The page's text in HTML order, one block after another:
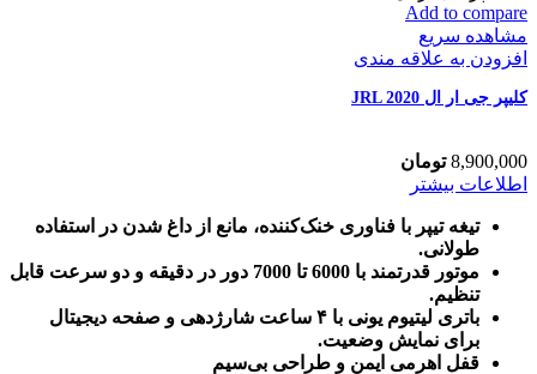
Add to compare
مشاهده سریع
افزودن به علاقه مندی
کلیپر جی ار ال JRL 2020
8,900,000 تومان
اطلاعات بیشتر
تیغه تیپر با فناوری خنک‌کننده، مانع از داغ شدن در استفاده
طولانی.
موتور قدرتمند با 6000 تا 7000 دور در دقیقه و دو سرعت قابل
تنظیم.
باتری لیتیوم یونی با ۴ ساعت شارژدهی و صفحه دیجیتال
برای نمایش وضعیت.
قفل اهرمی ایمن و طراحی بی‌سیم